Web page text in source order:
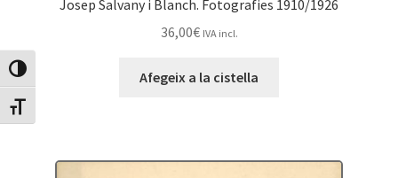
Canvia Alt Contrast
Canvia mida de lletra
Josep Salvany i Blanch. Fotografies 1910/1926
36,00€ IVA incl.
Afegeix a la cistella